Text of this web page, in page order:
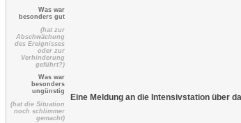
Was war
besonders gut
(hat zur
Abschwächung
des Ereignisses
oder zur
Verhinderung
geführt?)
Was war
besonders
ungünstig
(hat die Situation
noch schlimmer
gemacht)
Eine Meldung an die Intensivstation über